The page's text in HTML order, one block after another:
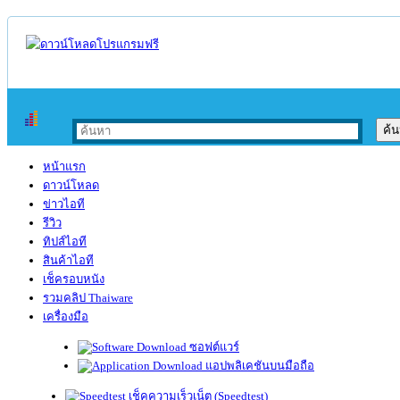
หน้าแรก
ดาวน์โหลด
ข่าวไอที
รีวิว
ทิปส์ไอที
สินค้าไอที
เช็ครอบหนัง
รวมคลิป Thaiware
เครื่องมือ
ซอฟต์แวร์
แอปพลิเคชันบนมือถือ
เช็คความเร็วเน็ต (Speedtest)